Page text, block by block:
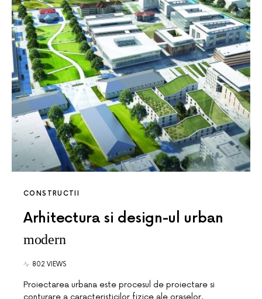
CONSTRUCTII
Arhitectura si design-ul urban
modern
802 VIEWS
Proiectarea urbana este procesul de proiectare si
conturare a caracteristicilor fizice ale oraselor,